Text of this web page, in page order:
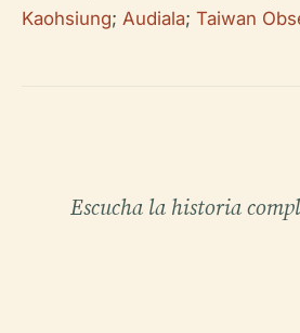
Kaohsiung; Audiala; Taiwan
Escucha la historia